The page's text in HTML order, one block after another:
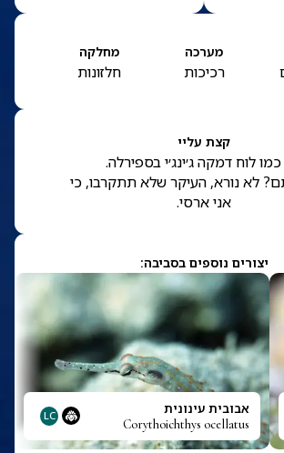
מערכה
רכיכות
מחלקה
חלזונות
קצת עליי
כמו לוח דמקה ג׳ינג׳י בספירלה.
לא נורא, העיקר שלא תתקרבו, כי
אני ארסי.
יצורים נוספים בסביבה:
אבובית עינונית
Corythoichthys ocellatus
LC